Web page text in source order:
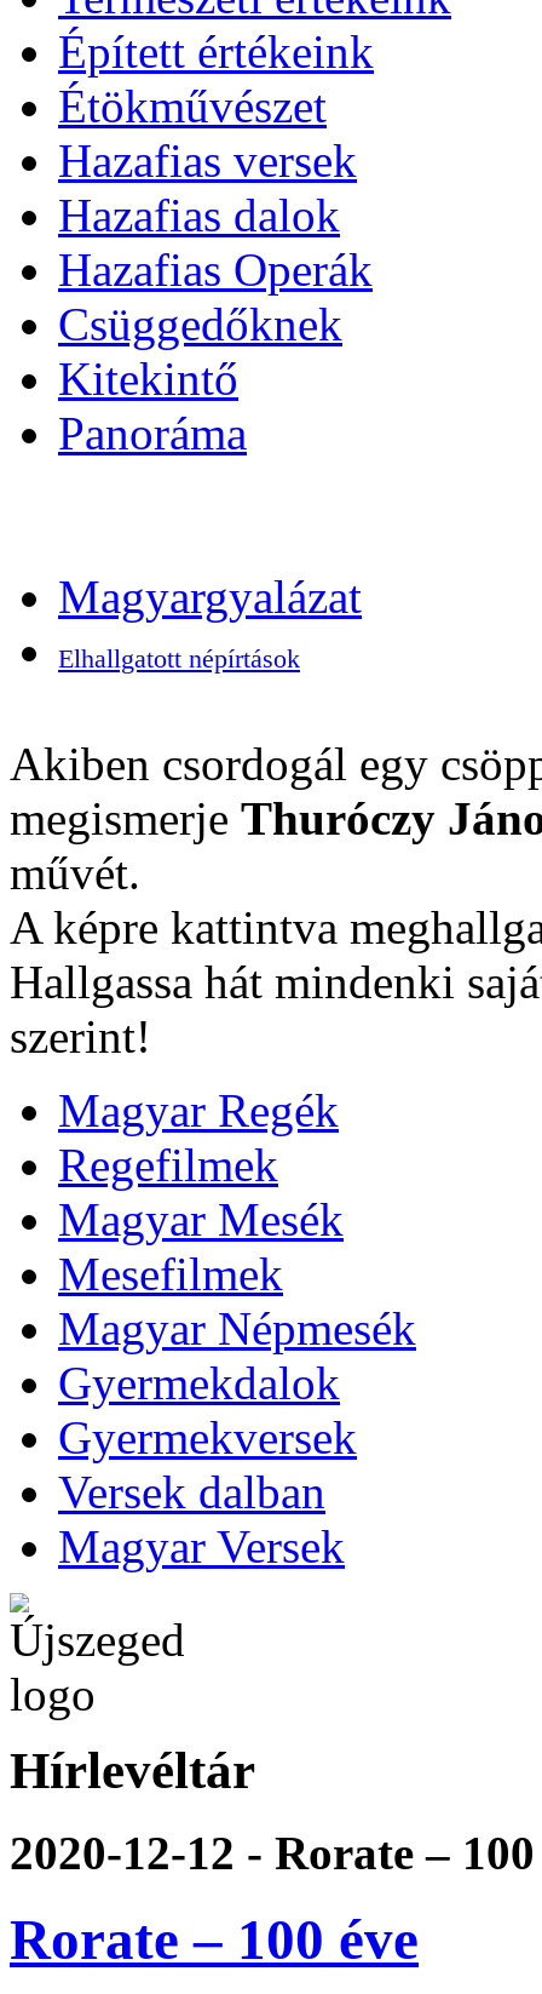
Épített értékeink
Étökművészet
Hazafias versek
Hazafias dalok
Hazafias Operák
Csüggedőknek
Kitekintő
Panoráma
Magyargyalázat
Elhallgatott népírtások
Akiben csordogál egy
megismerje Thuróczy
művét.
A képre kattintva
Hallgassa hát mindenki
szerint!
Magyar Regék
Regefilmek
Magyar Mesék
Mesefilmek
Magyar Népmesék
Gyermekdalok
Gyermekversek
Versek dalban
Magyar Versek
Hírlevéltár
2020-12-12 - Rorate – 100
Rorate – 100 éve